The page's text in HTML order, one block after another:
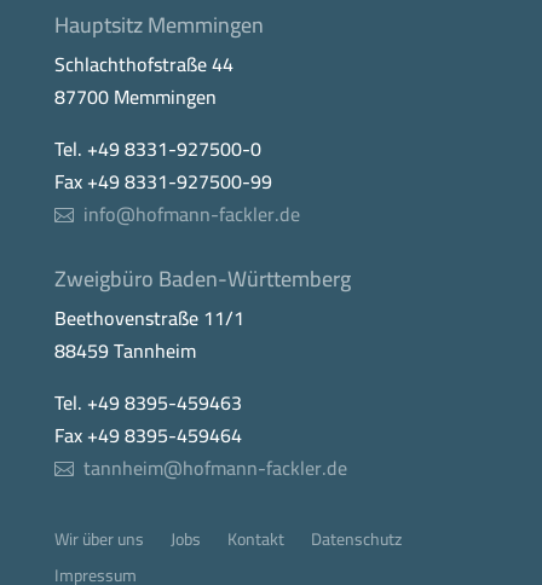
Hauptsitz Memmingen
Schlachthofstraße 44
87700 Memmingen
Tel. +49 8331-927500-0
Fax +49 8331-927500-99
info@hofmann-fackler.de
Zweigbüro Baden-Württemberg
Beethovenstraße 11/1
88459 Tannheim
Tel. +49 8395-459463
Fax +49 8395-459464
tannheim@hofmann-fackler.de
Wir über uns Jobs Kontakt
Datenschutz
Impressum